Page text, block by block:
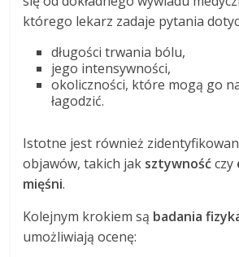
którego lekarz zadaje pytania
długości trwania bólu,
jego intensywności,
okoliczności, które mogą go
łagodzić.
Istotne jest również
objawów, takich jak sztywnośćczy
mięśni.
Kolejnym krokiem są badania
umożliwiają ocenę: